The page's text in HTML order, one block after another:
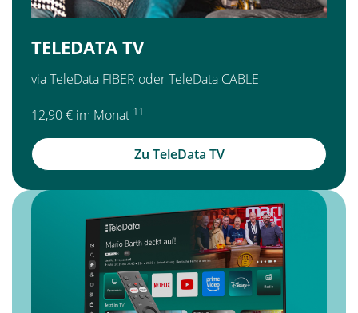
TELEDATA TV
via TeleData FIBER oder TeleData CABLE
12,90 € im Monat 11
Zu TeleData TV